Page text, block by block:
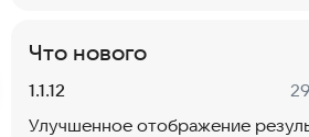
Что нового
Версия:
1.1.12
Улучшенное отображение